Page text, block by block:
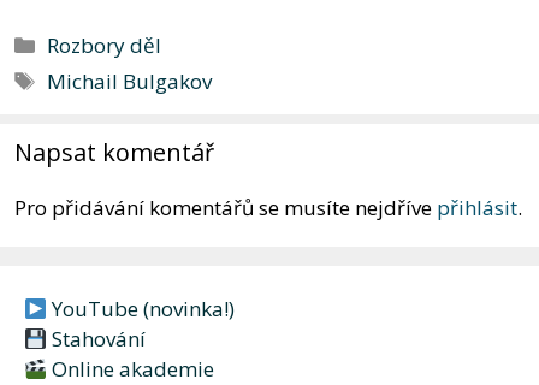
Rubriky
Rozbory děl
Štítky
Michail Bulgakov
Napsat komentář
Pro přidávání komentářů se musíte nejdříve přihlásit.
YouTube (novinka!)
Stahování
Online akademie